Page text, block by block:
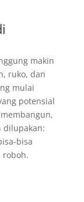
makin
ruko, dan
mulai
potensial
dilupakan:
bisa
roboh.